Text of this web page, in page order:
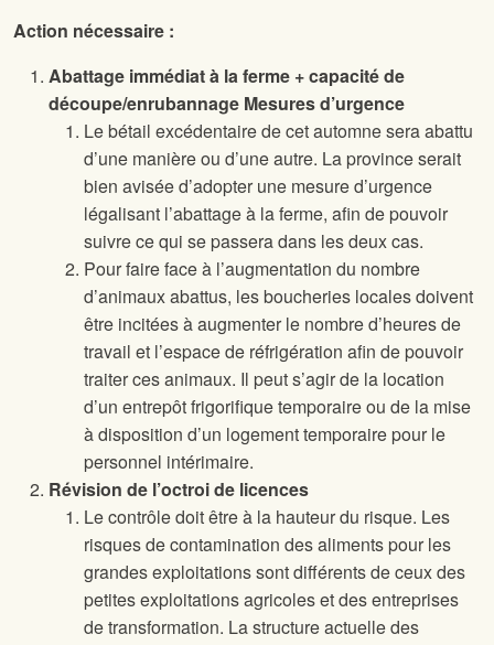
Action nécessaire :
Abattage immédiat à la ferme + capacité de
découpe/enrubannage Mesures d’urgence
Le bétail excédentaire de cet automne sera abattu
d’une manière ou d’une autre. La province serait
bien avisée d’adopter une mesure d’urgence
légalisant l’abattage à la ferme, afin de pouvoir
suivre ce qui se passera dans les deux cas.
Pour faire face à l’augmentation du nombre
d’animaux abattus, les boucheries locales doivent
être incitées à augmenter le nombre d’heures de
travail et l’espace de réfrigération afin de pouvoir
traiter ces animaux. Il peut s’agir de la location
d’un entrepôt frigorifique temporaire ou de la mise
à disposition d’un logement temporaire pour le
personnel intérimaire.
Révision de l’octroi de licences
Le contrôle doit être à la hauteur du risque. Les
risques de contamination des aliments pour les
grandes exploitations sont différents de ceux des
petites exploitations agricoles et des entreprises
de transformation. La structure actuelle des